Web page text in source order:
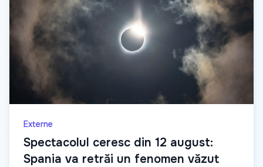
Externe
Spectacolul ceresc din 12 august:
Spania va retrăi un fenomen văzut